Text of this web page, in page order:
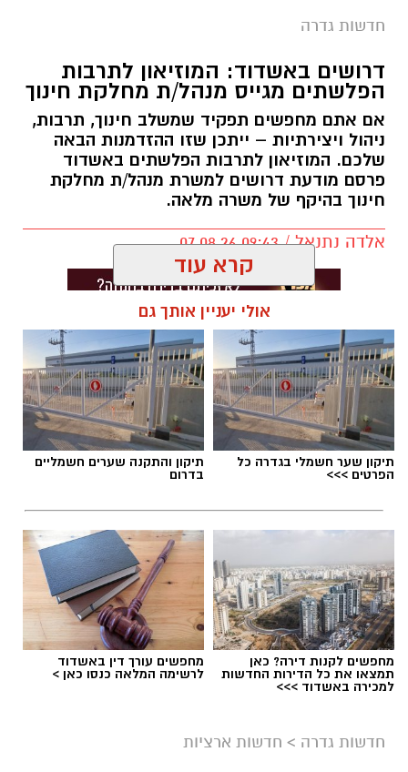
חדשות גדרה
דרושים באשדוד: המוזיאון לתרבות
הפלשתים מגייס מנהל/ת מחלקת חינוך
אם אתם מחפשים תפקיד שמשלב חינוך, תרבות,
ניהול ויצירתיות – ייתכן שזו ההזדמנות הבאה
שלכם. המוזיאון לתרבות הפלשתים באשדוד
פרסם מודעת דרושים למשרת מנהל/ת מחלקת
חינוך בהיקף של משרה מלאה.
אלדה נתנאל / 09:43 07.08.26
תגים:דרושים באשדוד
במסגרת התפקיד יידרש המועמד להוביל את תחום
קרא עוד
אולי יעניין אותך גם
תיקון שער חשמלי בגדרה כל
הפרטים >>>
תיקון והתקנה שערים חשמליים
בדרום
מחפשים לקנות דירה? כאן
תמצאו את כל הדירות החדשות
למכירה באשדוד >>>
מחפשים עורך דין באשדוד
לרשימה המלאה כנסו כאן >
חדשות גדרה > חדשות ארציות